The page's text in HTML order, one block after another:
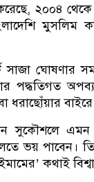
২০০৪ থেকে
মুসলিম
সাজা ঘোষণার
পদ্ধতিগত
ধরাছোঁয়ার
সুকৌশলে এমন
ভয় পাবেন।
কথাই